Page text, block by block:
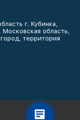
г. Кубинка,
область,
территория